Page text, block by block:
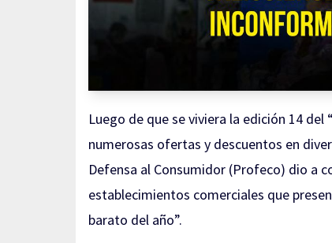
Luego de que se viviera la edición 14
numerosas ofertas y descuentos en
Defensa al Consumidor (Profeco) dio a
establecimientos comerciales que
barato del año”.